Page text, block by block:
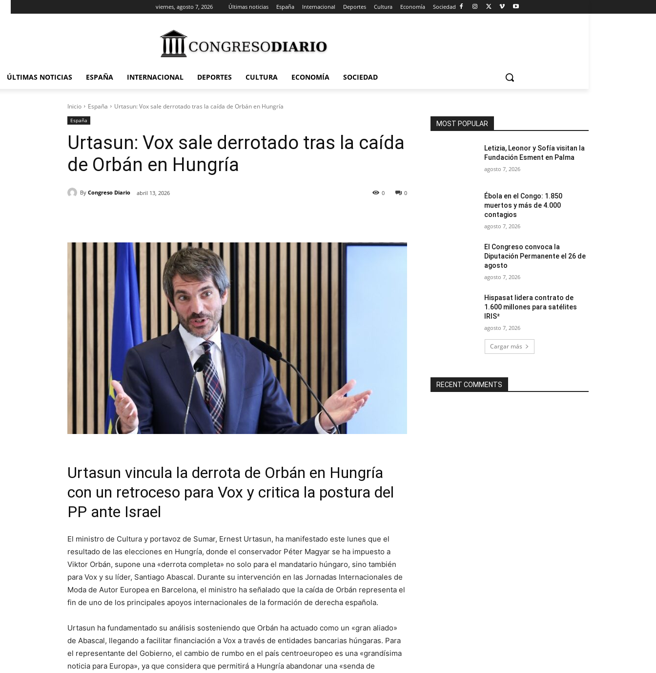
viernes, agosto 7, 2026 Últimas noticias España Internacional Deportes Cultura Economía Sociedad
ÚLTIMAS NOTICIAS ESPAÑA INTERNACIONAL DEPORTES CULTURA ECONOMÍA SOCIEDAD
Inicio España Urtasun: Vox sale derrotado tras la caída de Orbán en Hungría
España
Urtasun: Vox sale derrotado tras la caída
de Orbán en Hungría
By Congreso Diario abril 13, 2026 0
0
Urtasun vincula la derrota de Orbán en Hungría
con un retroceso para Vox y critica la postura del
PP ante Israel
El ministro de Cultura y portavoz de Sumar, Ernest Urtasun, ha manifestado este lunes que el
resultado de las elecciones en Hungría, donde el conservador Péter Magyar se ha impuesto a
Viktor Orbán, supone una «derrota completa» no solo para el mandatario húngaro, sino también
para Vox y su líder, Santiago Abascal. Durante su intervención en las Jornadas Internacionales de
Moda de Autor Europea en Barcelona, el ministro ha señalado que la caída de Orbán representa el
fin de uno de los principales apoyos internacionales de la formación de derecha española.
Urtasun ha fundamentado su análisis sosteniendo que Orbán ha actuado como un «gran aliado»
de Abascal, llegando a facilitar financiación a Vox a través de entidades bancarias húngaras. Para
el representante del Gobierno, el cambio de rumbo en el país centroeuropeo es una «grandísima
noticia para Europa», ya que considera que permitirá a Hungría abandonar una «senda de
MOST POPULAR
Letizia, Leonor y Sofía visitan la
Fundación Esment en Palma
agosto 7, 2026
Ébola en el Congo: 1.850
muertos y más de 4.000
contagios
agosto 7, 2026
El Congreso convoca la
Diputación Permanente el 26 de
agosto
agosto 7, 2026
Hispasat lidera contrato de
1.600 millones para satélites
IRIS²
agosto 7, 2026
Cargar más
RECENT COMMENTS